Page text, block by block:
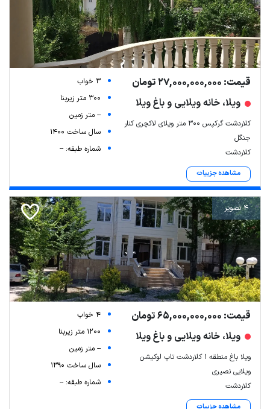
قیمت: 27,000,000,000 تومان
ویلا، خانه ویلایی و باغ ویلا
کلاردشت گرکپس ۳۰۰ متر ویلای لاکچری کنار
جنگل
کلاردشت
مشاهده جزییات
3 خواب
300 متر زیربنا
-- متر زمین
سال ساخت 1400
شماره طبقه: --
4 تصویر
قیمت: 65,000,000,000 تومان
ویلا، خانه ویلایی و باغ ویلا
ویلا باغ منطقه 1 کلاردشت تاپ لوکیشن
ویلایی نصیری
کلاردشت
مشاهده جزییات
4 خواب
1200 متر زیربنا
-- متر زمین
سال ساخت 1390
شماره طبقه: --